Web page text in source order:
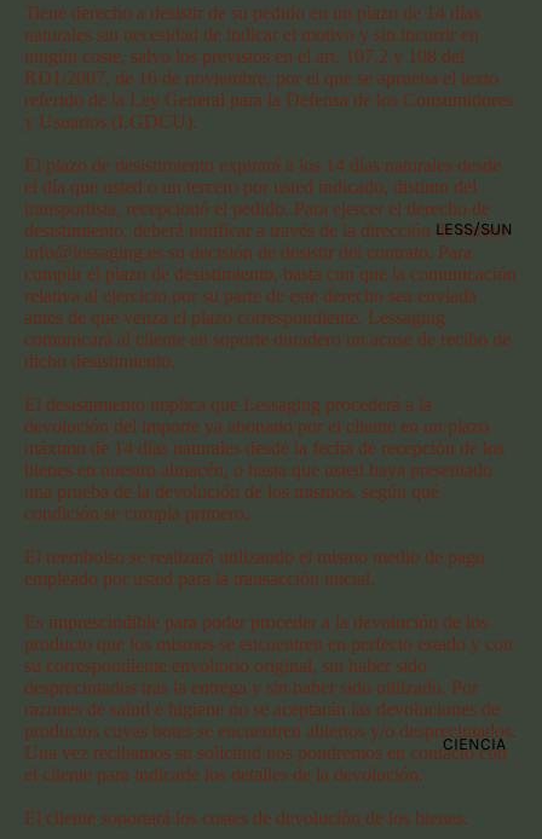
LESS/SUN
CIENCIA
Tiene derecho a desistir de su pedido en un plazo de 14 días
naturales sin necesidad de indicar el motivo y sin incurrir en
ningún coste, salvo los previstos en el art. 107.2 y 108 del
RD1/2007, de 16 de noviembre, por el que se aprueba el texto
referido de la Ley General para la Defensa de los Consumidores
y Usuarios (LGDCU).
El plazo de desistimiento expirará a los 14 días naturales desde
el día que usted o un tercero por usted indicado, distinto del
transportista, recepcionó el pedido. Para ejercer el derecho de
desistimiento, deberá notificar a través de la dirección de correo
info@lessaging.es su decisión de desistir del contrato. Para
cumplir el plazo de desistimiento, basta con que la comunicación
relativa al ejercicio por su parte de este derecho sea enviada
antes de que venza el plazo correspondiente. Lessaging
comunicará al cliente en soporte duradero un acuse de recibo de
dicho desistimiento.
El desistimiento implica que Lessaging procederá a la
devolución del importe ya abonado por el cliente en un plazo
máximo de 14 días naturales desde la fecha de recepción de los
bienes en nuestro almacén, o hasta que usted haya presentado
una prueba de la devolución de los mismos, según qué
condición se cumpla primero.
El reembolso se realizará utilizando el mismo medio de pago
empleado por usted para la transacción inicial.
Es imprescindible para poder proceder a la devolución de los
producto que los mismos se encuentren en perfecto estado y con
su correspondiente envoltorio original, sin haber sido
desprecintados tras la entrega y sin haber sido utilizado. Por
razones de salud e higiene no se aceptarán las devoluciones de
productos cuyas botes se encuentren abiertos y/o desprecintados.
Una vez recibamos su solicitud nos pondremos en contacto con
el cliente para indicarle los detalles de la devolución.
El cliente soportará los costes de devolución de los bienes.